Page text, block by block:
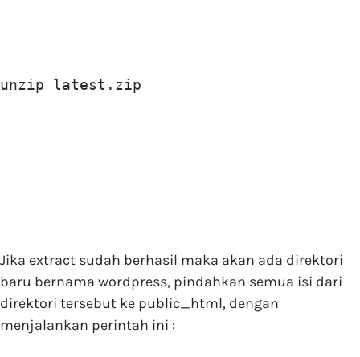
unzip latest.zip
Jika extract sudah berhasil maka akan ada direktori
baru bernama wordpress, pindahkan semua isi dari
direktori tersebut ke public_html, dengan
menjalankan perintah ini :